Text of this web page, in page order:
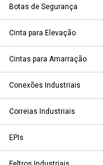
Botas de Segurança
Cinta para Elevação
Cintas para Amarração
Conexões Industriais
Correias Industriais
EPIs